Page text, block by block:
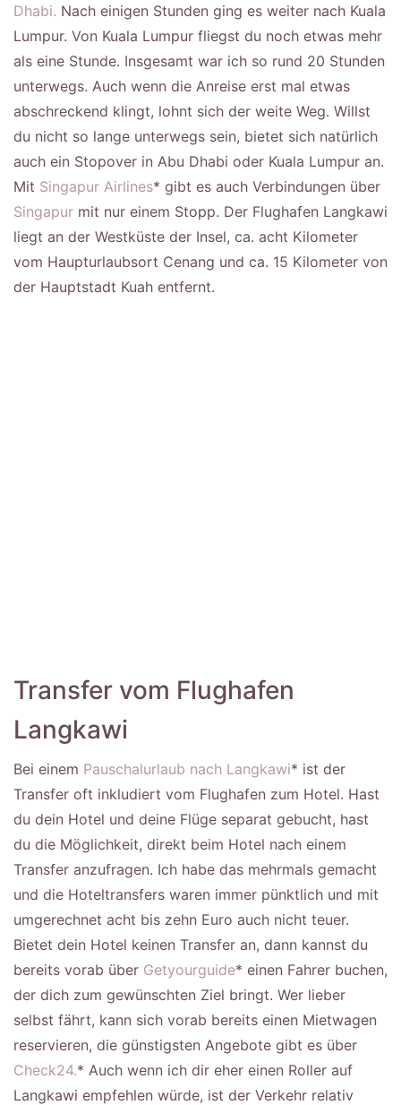
Dhabi. Nach einigen Stunden ging es weiter nach Kuala
Lumpur. Von Kuala Lumpur fliegst du noch etwas mehr
als eine Stunde. Insgesamt war ich so rund 20 Stunden
unterwegs. Auch wenn die Anreise erst mal etwas
abschreckend klingt, lohnt sich der weite Weg. Willst
du nicht so lange unterwegs sein, bietet sich natürlich
auch ein Stopover in Abu Dhabi oder Kuala Lumpur an.
Mit Singapur Airlines* gibt es auch Verbindungen über
Singapur mit nur einem Stopp. Der Flughafen Langkawi
liegt an der Westküste der Insel, ca. acht Kilometer
vom Haupturlaubsort Cenang und ca. 15 Kilometer von
der Hauptstadt Kuah entfernt.
Transfer vom Flughafen
Langkawi
Bei einem Pauschalurlaub nach Langkawi* ist der
Transfer oft inkludiert vom Flughafen zum Hotel. Hast
du dein Hotel und deine Flüge separat gebucht, hast
du die Möglichkeit, direkt beim Hotel nach einem
Transfer anzufragen. Ich habe das mehrmals gemacht
und die Hoteltransfers waren immer pünktlich und mit
umgerechnet acht bis zehn Euro auch nicht teuer.
Bietet dein Hotel keinen Transfer an, dann kannst du
bereits vorab über Getyourguide* einen Fahrer buchen,
der dich zum gewünschten Ziel bringt. Wer lieber
selbst fährt, kann sich vorab bereits einen Mietwagen
reservieren, die günstigsten Angebote gibt es über
Check24.* Auch wenn ich dir eher einen Roller auf
Langkawi empfehlen würde, ist der Verkehr relativ